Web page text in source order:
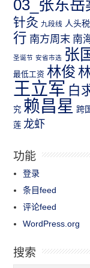
03_张东岳
针灸 九段线 人头税
行 南方周末 南
圣诞节 安省市选 张
最低工资 林俊
王立军 白
究 赖昌星 跨
莲 龙虾
功能
登录
条目feed
评论feed
WordPress.org
搜索